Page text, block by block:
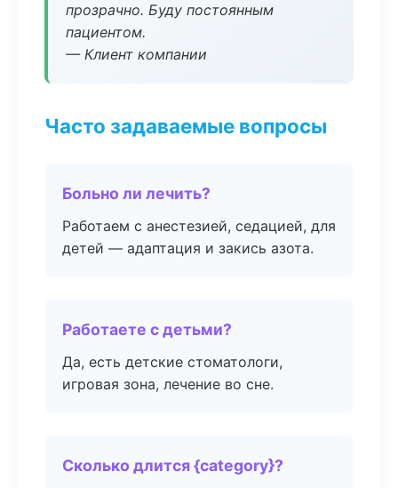
прозрачно. Буду постоянным
пациентом.
— Клиент компании
Часто задаваемые вопросы
Больно ли лечить?
Работаем с анестезией, седацией, для
детей — адаптация и закись азота.
Работаете с детьми?
Да, есть детские стоматологи,
игровая зона, лечение во сне.
Сколько длится {category}?